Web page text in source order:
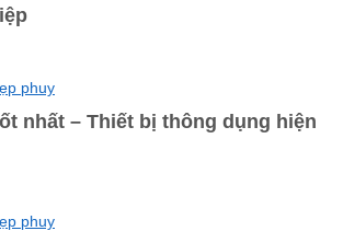
phuy
nhất – Thiết bị thông dụng hiện
phuy